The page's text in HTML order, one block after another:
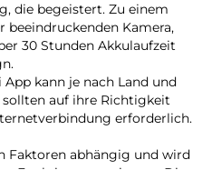
die begeistert. Zu einem
beeindruckenden Kamera,
30 Stunden Akkulaufzeit
kann je nach Land und
auf ihre Richtigkeit
erforderlich.
Faktoren abhängig und wird
Funktionen verringert. Die